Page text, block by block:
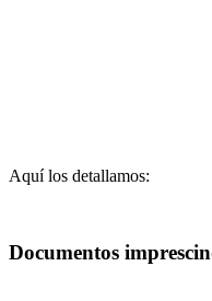
Aquí los detallamos:
Documentos